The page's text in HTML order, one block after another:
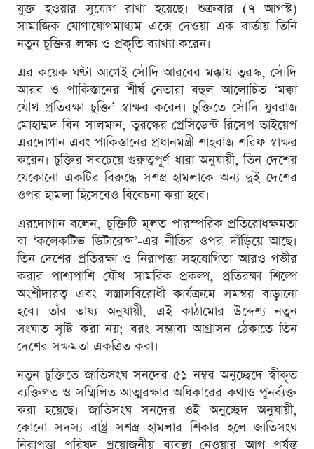
যুক্ত হওয়ার সুযোগ রাখা হয়েছে। শুক্রবার (৭ আগস্ট)
সামাজিক যোগাযোগমাধ্যম এক্সে দেওয়া এক বার্তায় তিনি
নতুন চুক্তির লক্ষ্য ও প্রকৃতি ব্যাখ্যা করেন।
এর কয়েক ঘণ্টা আগেই সৌদি আরবের মক্কায় তুরস্ক, সৌদি
আরব ও পাকিস্তানের শীর্ষ নেতারা বহুল আলোচিত ‘মক্কা
যৌথ প্রতিরক্ষা চুক্তি’ স্বাক্ষর করেন। চুক্তিতে সৌদি যুবরাজ
মোহাম্মদ বিন সালমান, তুরস্কের প্রেসিডেন্ট রিসেপ তাইয়েপ
এরদোগান এবং পাকিস্তানের প্রধানমন্ত্রী শাহবাজ শরিফ স্বাক্ষর
করেন। চুক্তির সবচেয়ে গুরুত্বপূর্ণ ধারা অনুযায়ী, তিন দেশের
যেকোনো একটির বিরুদ্ধে সশস্ত্র হামলাকে অন্য দুই দেশের
ওপর হামলা হিসেবেও বিবেচনা করা হবে।
এরদোগান বলেন, চুক্তিটি মূলত পারস্পরিক প্রতিরোধক্ষমতা
বা ‘কলেকটিভ ডিটারেন্স’-এর নীতির ওপর দাঁড়িয়ে আছে।
তিন দেশের প্রতিরক্ষা ও নিরাপত্তা সহযোগিতা আরও গভীর
করার পাশাপাশি যৌথ সামরিক প্রকল্প, প্রতিরক্ষা শিল্পে
অংশীদারত্ব এবং সন্ত্রাসবিরোধী কার্যক্রমে সমন্বয় বাড়ানো
হবে। তাঁর ভাষ্য অনুযায়ী, এই কাঠামোর উদ্দেশ্য নতুন
সংঘাত সৃষ্টি করা নয়; বরং সম্ভাব্য আগ্রাসন ঠেকাতে তিন
দেশের সক্ষমতা একত্রিত করা।
নতুন চুক্তিতে জাতিসংঘ সনদের ৫১ নম্বর অনুচ্ছেদে স্বীকৃত
ব্যক্তিগত ও সম্মিলিত আত্মরক্ষার অধিকারের কথাও পুনর্ব্যক্ত
করা হয়েছে। জাতিসংঘ সনদের ওই অনুচ্ছেদ অনুযায়ী,
কোনো সদস্য রাষ্ট্র সশস্ত্র হামলার শিকার হলে জাতিসংঘ
নিরাপত্তা পরিষদ প্রয়োজনীয় ব্যবস্থা নেওয়ার আগ পর্যন্ত